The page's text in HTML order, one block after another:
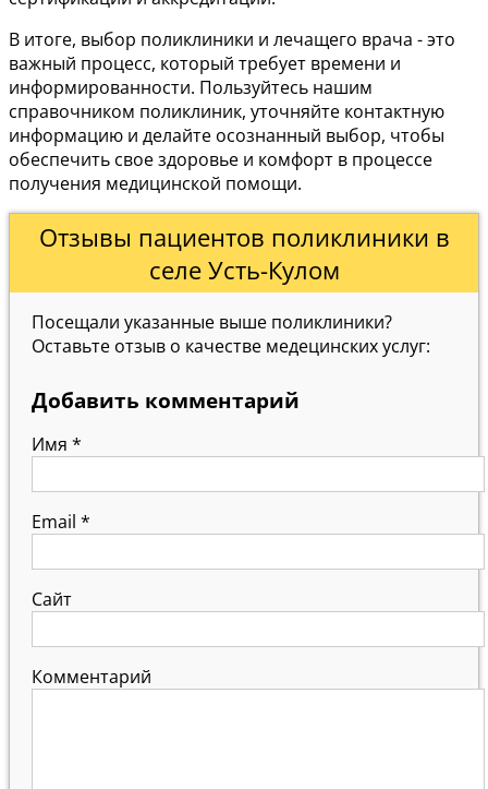
В итоге, выбор поликлиники и лечащего врача - это
важный процесс, который требует времени и
информированности. Пользуйтесь нашим
справочником поликлиник, уточняйте контактную
информацию и делайте осознанный выбор, чтобы
обеспечить свое здоровье и комфорт в процессе
получения медицинской помощи.
Отзывы пациентов поликлиники в
селе Усть-Кулом
Посещали указанные выше поликлиники?
Оставьте отзыв о качестве медецинских услуг:
Добавить комментарий
Имя *
Email *
Сайт
Комментарий